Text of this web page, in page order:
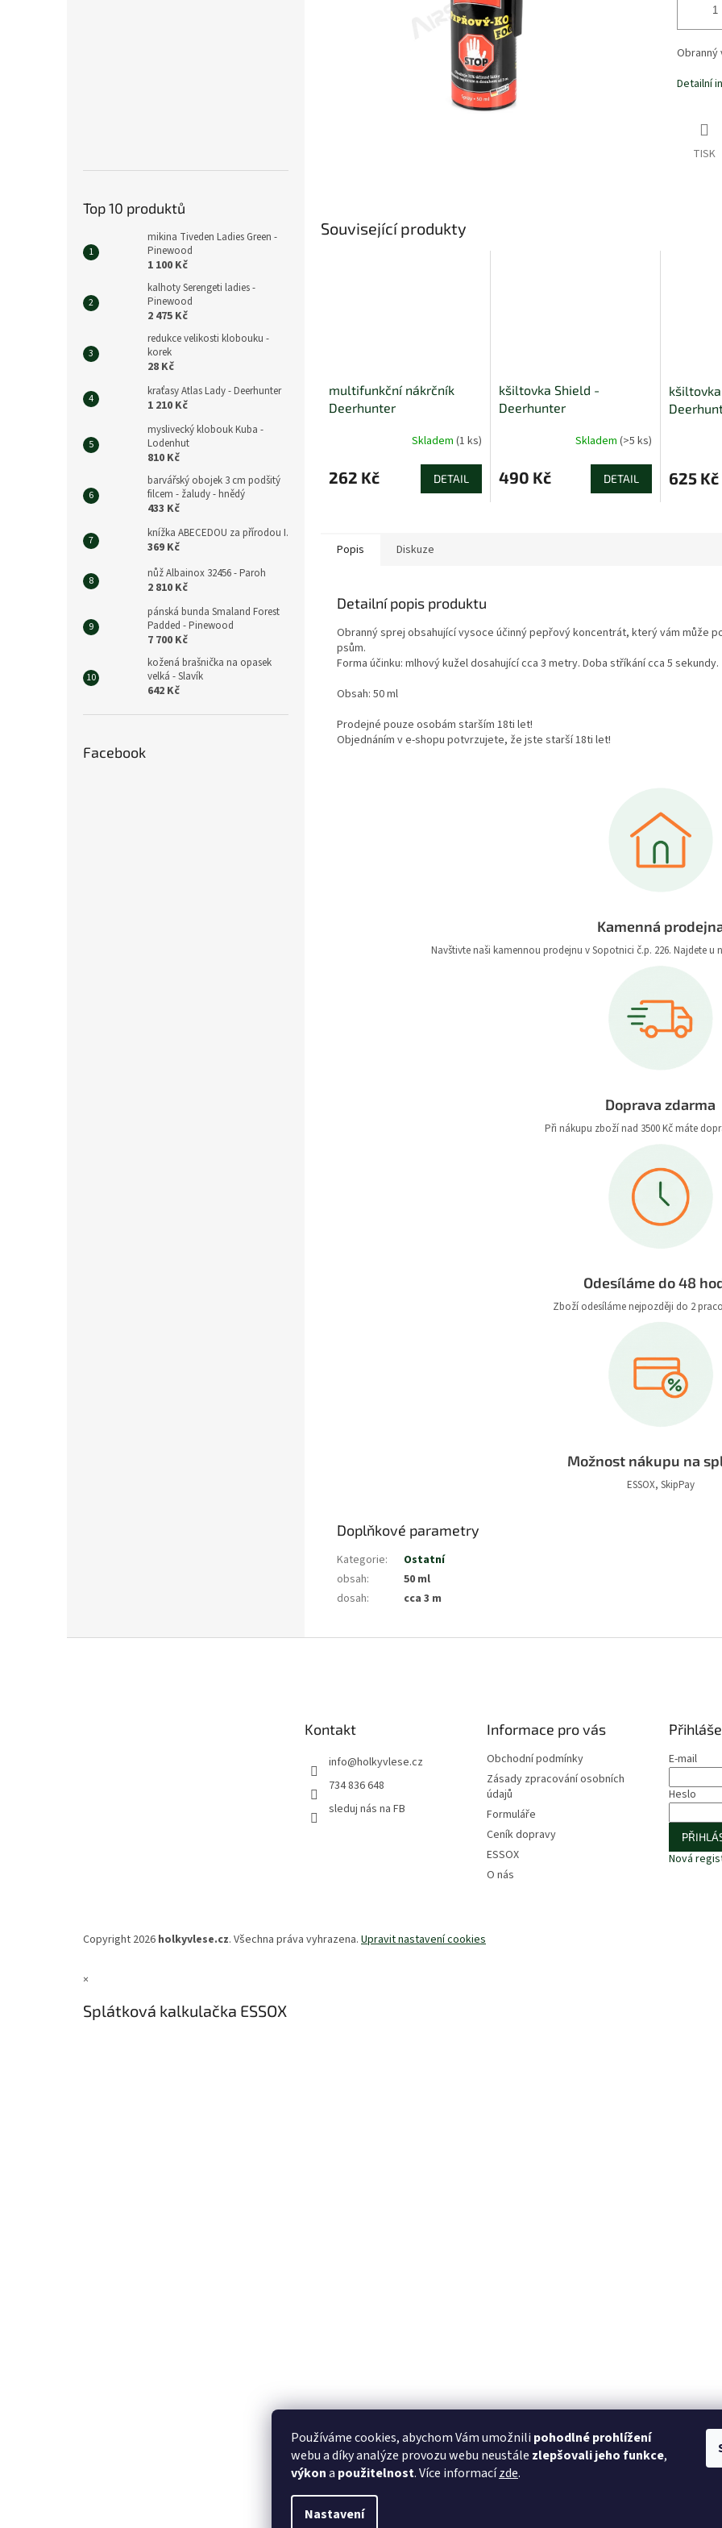
Používáme cookies, abychom Vám umožnili pohodlné prohlížení
webu a díky analýze provozu webu neustále zlepšovali jeho funkce,
výkona použitelnost. Více informacízde.
Nastavení
Top 10 produktů
mikina Tiveden Ladies Green -
Pinewood
1 100 Kč
kalhoty Serengeti ladies -
Pinewood
2 475 Kč
redukce velikosti klobouku -
korek
28 Kč
kraťasy Atlas Lady - Deerhunter
1 210 Kč
myslivecký klobouk Kuba -
Lodenhut
810 Kč
barvářský obojek 3 cm podšitý
filcem - žaludy - hnědý
433 Kč
knížka ABECEDOU za přírodou I.
369 Kč
nůž Albainox 32456 - Paroh
2 810 Kč
pánská bunda Smaland Forest
Padded - Pinewood
7 700 Kč
kožená brašnička na opasek
velká - Slavík
642 Kč
Facebook
Detailní
TISK
Související produkty
multifunkční nákrčník
Deerhunter
Skladem (1 ks)
262 Kč DETAIL
kšiltovka Shield -
Deerhunter
Skladem (>5 ks)
490 Kč DETAIL 625 Kč
Popis Diskuze
Detailní popis produktu
Obranný sprej obsahující vysoce účinný pepřový koncentrát, který vám může
psům.
Forma účinku: mlhový kužel dosahující cca 3 metry. Doba stříkání cca 5 sekundy.
Obsah: 50 ml
Prodejné pouze osobám starším 18ti let!
Objednáním v e-shopu potvrzujete, že jste starší 18ti let!
Kamenná
Navštivte naši kamennou prodejnu v Sopotnici č.p. 226. Najdete u
Doprava zdarma
Při nákupu zboží nad 3500 Kč máte
Odesíláme do 48
Zboží odesíláme nejpozději do 2
Možnost nákupu na
ESSOX, SkipPay
Doplňkové parametry
Kategorie:
Ostatní
obsah:
50 ml
dosah: cca 3 m
Kontakt
info@holkyvlese.cz
734 836 648
sleduj nás na FB
Informace pro vás
Obchodní podmínky
Zásady zpracování osobních
údajů
Formuláře
Ceník dopravy
ESSOX
O nás
E-mail
Heslo
Nová
Copyright 2026 holkyvlese.cz. Všechna práva vyhrazena. Upravit nastavení cookies
×
Splátková kalkulačka ESSOX